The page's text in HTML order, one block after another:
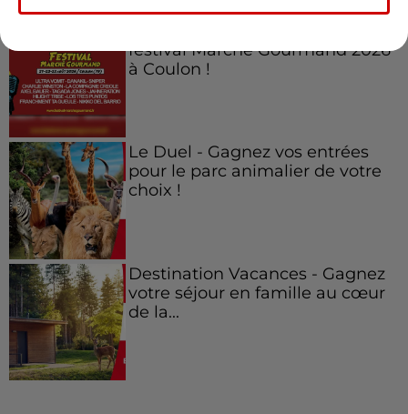
festival Marché Gourmand 2026
à Coulon !
Le Duel - Gagnez vos entrées
pour le parc animalier de votre
choix !
Destination Vacances - Gagnez
votre séjour en famille au cœur
de la...